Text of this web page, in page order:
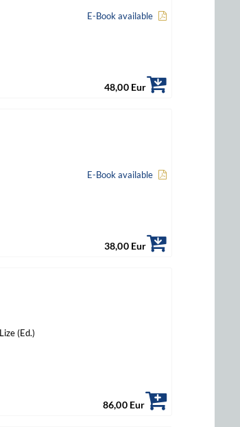
E-Book available
48,00 Eur
E-Book available
38,00 Eur
(Ed.)
86,00 Eur